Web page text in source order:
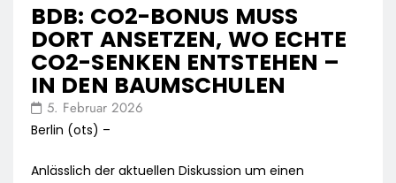
BDB: CO2-BONUS MUSS
DORT ANSETZEN, WO ECHTE
CO2-SENKEN ENTSTEHEN –
IN DEN BAUMSCHULEN
5. Februar 2026
Berlin (ots) –
Anlässlich der aktuellen Diskussion um einen